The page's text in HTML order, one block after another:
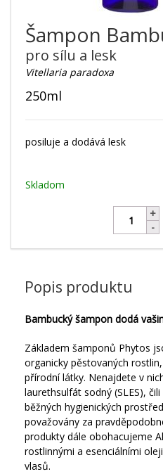
Šampon
pro sílu a lesk
Vitellaria paradoxa
250ml
posiluje a dodává lesk
Skladom
Popis produktu
Bambucký šampon dodá
Základem šamponů Phytos
organicky pěstovaných
přírodní látky. Nenajdete v
laurethsulfát sodný (SLES),
běžných hygienických
považovány za
produkty dále obohacujeme
rostlinnými a esenciálními
vlasů.